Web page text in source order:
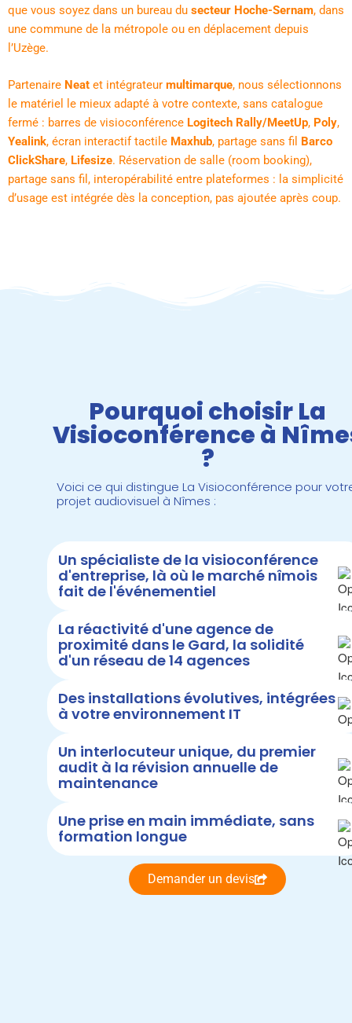
que vous soyez dans un bureau du secteur Hoche-Sernam, dans
une commune de la métropole ou en déplacement depuis
l’Uzège.
Partenaire Neat et intégrateur multimarque, nous sélectionnons
le matériel le mieux adapté à votre contexte, sans catalogue
fermé : barres de visioconférence Logitech Rally/MeetUp, Poly,
Yealink, écran interactif tactile Maxhub, partage sans fil Barco
ClickShare, Lifesize. Réservation de salle (room booking),
partage sans fil, interopérabilité entre plateformes : la simplicité
d’usage est intégrée dès la conception, pas ajoutée après coup.
Pourquoi choisir La
Visioconférence à
?
Voici ce qui distingue La Visioconférence pour
projet audiovisuel à Nîmes :
Un spécialiste de la visioconférence
d'entreprise, là où le marché nîmois
fait de l'événementiel
La réactivité d'une agence de
proximité dans le Gard, la solidité
d'un réseau de 14 agences
Des installations évolutives, intégrées
à votre environnement IT
Un interlocuteur unique, du premier
audit à la révision annuelle de
maintenance
Une prise en main immédiate, sans
formation longue
Demander un devis